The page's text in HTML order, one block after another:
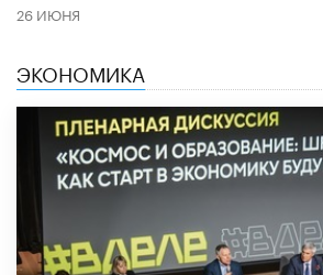
26 ИЮНЯ
ЭКОНОМИКА